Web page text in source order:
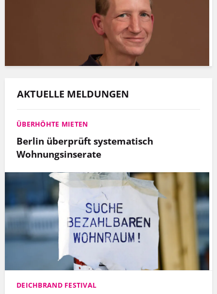
AKTUELLE MELDUNGEN
ÜBERHÖHTE MIETEN
Berlin überprüft systematisch
Wohnungsinserate
DEICHBRAND FESTIVAL